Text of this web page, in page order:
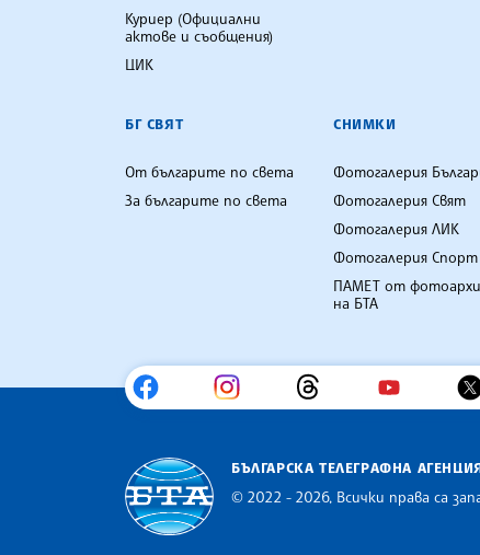
Куриер (Официални
актове и съобщения)
ЦИК
БГ СВЯТ
От българите по света
За българите по света
СНИМКИ
Фотогалерия
Фотогалерия Свят
Фотогалерия ЛИК
Фотогалерия Спорт
ПАМЕТ от
на БТА
БЪЛГАРСКА ТЕЛЕГРАФНА
© 2022 - 2026, Всички права са